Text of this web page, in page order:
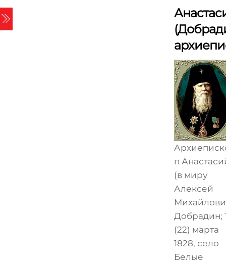
Skip
to
content
п
(в миру
Алексей
Добрадин;
(22) марта
1828, село
Белые